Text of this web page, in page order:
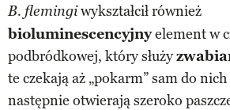
B. flemingiwykształcił również
bioluminescencyjnyelement w
podbródkowej, który służy
te czekają aż „pokarm” sam do
następnie otwierają szeroko